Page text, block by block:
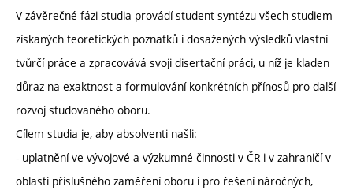
V závěrečné fázi studia provádí student syntézu všech studiem
získaných teoretických poznatků i dosažených výsledků vlastní
tvůrčí práce a zpracovává svoji disertační práci, u níž je kladen
důraz na exaktnost a formulování konkrétních přínosů pro další
rozvoj studovaného oboru.
Cílem studia je, aby absolventi našli:
- uplatnění ve vývojové a výzkumné činnosti v ČR i v zahraničí v
oblasti příslušného zaměření oboru i pro řešení náročných,